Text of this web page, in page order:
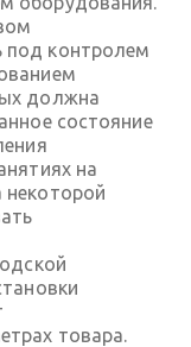
контролем
должна
состояние
на
товара.